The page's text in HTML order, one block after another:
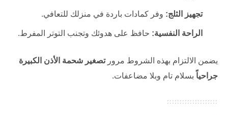
تجهيز الثلج: وفر كمادات باردة في منزلك للتعافي.
الراحة النفسية: حافظ على هدوئك وتجنب التوتر المفرط.
يضمن الالتزام بهذه الشروط مرورتصغير شحمة الأذن الكبيرة
جراحياً بسلام تام وبلا مضاعفات.